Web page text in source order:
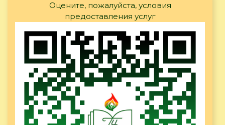
Оцените, пожалуйста, условия
предоставления услуг